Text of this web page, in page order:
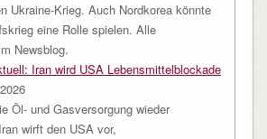
Ukraine-Krieg. Auch Nordkorea könnte
eine Rolle spielen. Alle
Newsblog.
Iran wird USA Lebensmittelblockade
Öl- und Gasversorgung wieder
wirft den USA vor,